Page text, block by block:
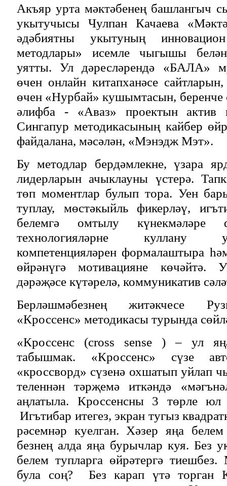
Акъяр урта мәктәбенең башлангыч
укытучысы Чулпан Качаева
әдәбиятны укытуның
методлары» исемле чыгышы
уятты. Ул дәресләрендә «БАЛА»
өчен онлайн китапханәсе
өчен «Нурбай» кушымтасын,
әлифба - «Аваз» проектын актив
Сингапур методикасының кайбер
файдалана, мәсәлән, «Мэнэдж Мэт».
Бу методлар бердәмлекне, үзара
лидерларын ачыклауны үстерә.
төп моментлар булып тора. Уен
туплау, мөстәкыйль фикерләү,
белемгә омтылу күнекмәләре
технологияләрне куллану
компетенцияләрен формалаштыра
өйрәнүгә мотивацияне көчәйтә.
дәрәҗәсе күтәрелә, коммуникатив
Берләшмәбезнең житәкчесе
«Кроссенс» методикасы турында
«Кроссенс (cross sense ) – ул
табышмак. «Кроссенс» сүзе
«кроссворд» сүзенә охшатып уйлап
теленнән тәрҗемә иткәндә
аңлатыла. Кроссенсны 3 төрле
Игътибар итегез, экран тугыз
рәсемнәр куелган. Хәзер яңа
безнең алда яңа бурычлар куя. Без
белем тупларга өйрәтергә
була соң? Без карап үтә торган